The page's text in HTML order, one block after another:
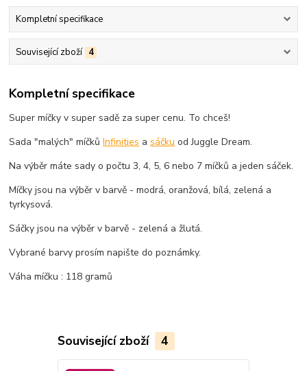
Kompletní specifikace
Související zboží 4
Kompletní specifikace
Super míčky v super sadě za super cenu. To chceš!
Sada "malých" míčkůInfinities asáčku od Juggle Dream.
Na výběr máte sady o počtu 3, 4, 5, 6 nebo 7 míčků a jeden sáček.
Míčky jsou na výběr v barvě - modrá, oranžová, bílá, zelená a
tyrkysová.
Sáčky jsou na výběr v barvě - zelená a žlutá.
Vybrané barvy prosím napište do poznámky.
Váha míčku : 118 gramů
Související zboží 4